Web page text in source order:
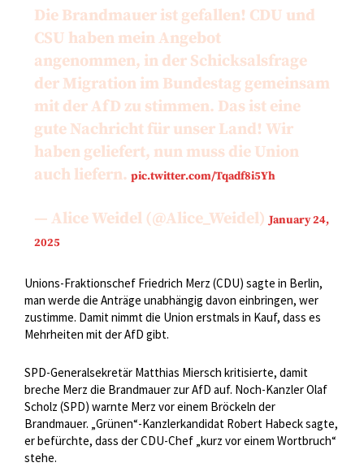
Die Brandmauer ist gefallen! CDU und
CSU haben mein Angebot
angenommen, in der Schicksalsfrage
der Migration im Bundestag gemeinsam
mit der AfD zu stimmen. Das ist eine
gute Nachricht für unser Land! Wir
haben geliefert, nun muss die Union
auch liefern. pic.twitter.com/Tqadf8i5Yh
— Alice Weidel (@Alice_Weidel)January 24,
2025
Unions-Fraktionschef Friedrich Merz (CDU) sagte in Berlin,
man werde die Anträge unabhängig davon einbringen, wer
zustimme. Damit nimmt die Union erstmals in Kauf, dass es
Mehrheiten mit der AfD gibt.
SPD-Generalsekretär Matthias Miersch kritisierte, damit
breche Merz die Brandmauer zur AfD auf. Noch-Kanzler Olaf
Scholz (SPD) warnte Merz vor einem Bröckeln der
Brandmauer. „Grünen“-Kanzlerkandidat Robert Habeck sagte,
er befürchte, dass der CDU-Chef „kurz vor einem Wortbruch“
stehe.